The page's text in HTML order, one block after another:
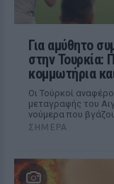
Για αμύθητο
στην Τουρκία:
κομμωτήρια
Οι Τούρκοί
μεταγραφής του
νούμερα που
ΣΉΜΕΡΑ